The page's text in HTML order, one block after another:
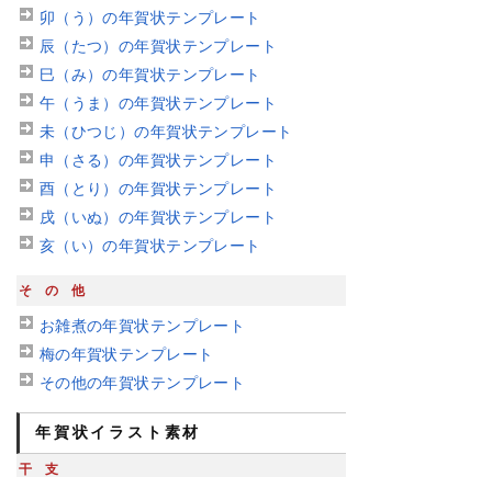
卯（う）の年賀状テンプレート
辰（たつ）の年賀状テンプレート
巳（み）の年賀状テンプレート
午（うま）の年賀状テンプレート
未（ひつじ）の年賀状テンプレート
申（さる）の年賀状テンプレート
酉（とり）の年賀状テンプレート
戌（いぬ）の年賀状テンプレート
亥（い）の年賀状テンプレート
その他
お雑煮の年賀状テンプレート
梅の年賀状テンプレート
その他の年賀状テンプレート
年賀状イラスト素材
干支